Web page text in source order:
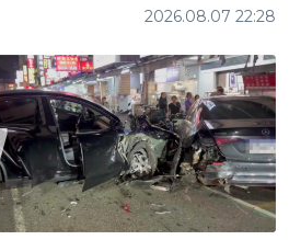
2026.08.07 22:28